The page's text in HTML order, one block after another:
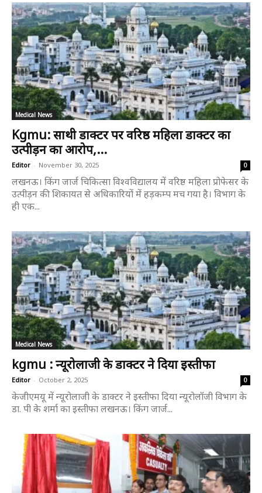
Medical News
Kgmu: साथी डाक्टर पर वरिष्ठ महिला डाक्टर का
उत्पीड़न का आरोप,...
Editor - November 30, 2025 0
लखनऊ। किंग जार्ज चिकित्सा विश्वविद्यालय में वरिष्ठ महिला प्रोफेसर के
उत्पीड़न की शिकायत से अधिकारियों में हड़कम्प मच गया है। विभाग के
ही एक...
Medical News
kgmu : न्यूरोलाजी के डाक्टर ने दिया इस्तीफा
Editor - October 2, 2025 0
केजीएमयू में न्यूरोलाजी के डाक्टर ने इस्तीफा दिया न्यूरोलॉजी विभाग के
डा. पी के शर्मा का इस्तीफा लखनऊ। किंग जार्ज...